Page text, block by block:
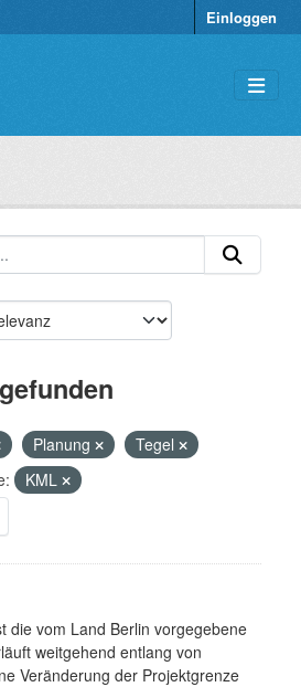
Einloggen
Planung
Tegel
KML
die vom Land Berlin vorgegebene
weitgehend entlang von
Veränderung der Projektgrenze